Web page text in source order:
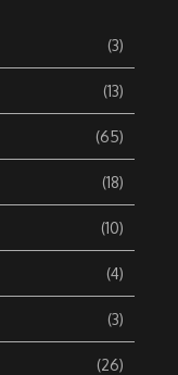
(3)
(13)
(65)
(18)
(10)
(4)
(3)
(26)